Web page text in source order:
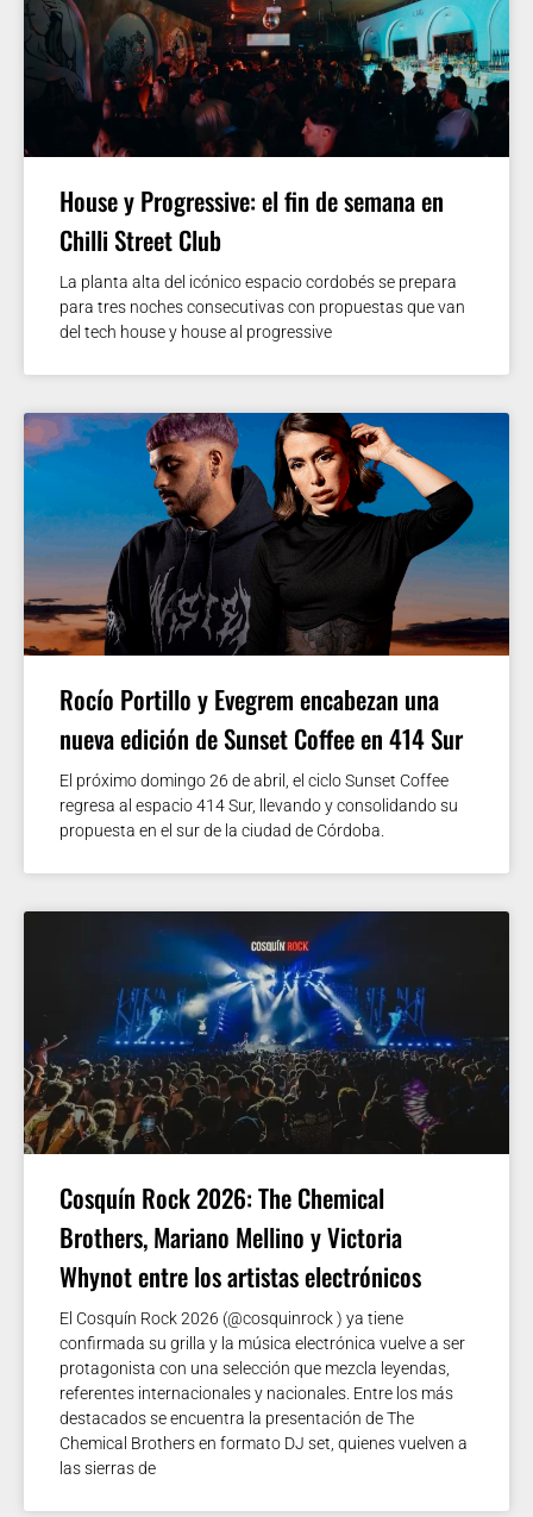
House y Progressive: el fin de semana en
Chilli Street Club
La planta alta del icónico espacio cordobés se prepara
para tres noches consecutivas con propuestas que van
del tech house y house al progressive
Rocío Portillo y Evegrem encabezan una
nueva edición de Sunset Coffee en 414 Sur
El próximo domingo 26 de abril, el ciclo Sunset Coffee
regresa al espacio 414 Sur, llevando y consolidando su
propuesta en el sur de la ciudad de Córdoba.
Cosquín Rock 2026: The Chemical
Brothers, Mariano Mellino y Victoria
Whynot entre los artistas electrónicos
El Cosquín Rock 2026 (@cosquinrock ) ya tiene
confirmada su grilla y la música electrónica vuelve a ser
protagonista con una selección que mezcla leyendas,
referentes internacionales y nacionales. Entre los más
destacados se encuentra la presentación de The
Chemical Brothers en formato DJ set, quienes vuelven a
las sierras de